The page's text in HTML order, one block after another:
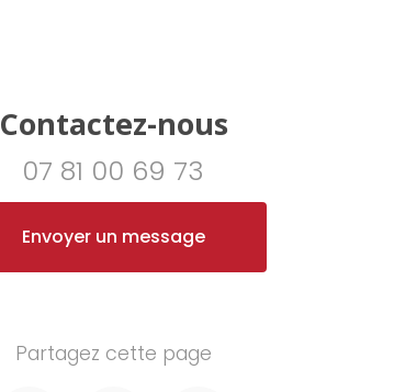
Contactez-nous
07 81 00 69 73
Envoyer un message
Partagez cette page